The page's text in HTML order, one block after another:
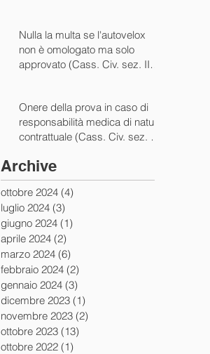
Nulla la multa se l'autovelox
non è omologato ma solo
approvato (Cass. Civ. sez. II
Onere della prova in caso di
responsabilità medica di natura
contrattuale (Cass. Civ. sez. III
Archive
ottobre 2024 (4)
luglio 2024 (3)
giugno 2024 (1)
aprile 2024 (2)
marzo 2024 (6)
febbraio 2024 (2)
gennaio 2024 (3)
dicembre 2023 (1)
novembre 2023 (2)
ottobre 2023 (13)
ottobre 2022 (1)